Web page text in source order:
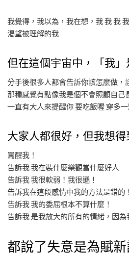
我覺得，我以為，我在想，我 我 我
渴望被理解的我
但在這個宇宙中，「我
分手後很多人都會告訴你該怎麼做，
那種感覺有點像我是個不會照顧自己
一直有大人來提醒你 要吃飯喔 穿多
大家人都很好，但我想得
罵醒我！
告訴我 我在裝什麼樂觀當什麼好人
告訴我 我很軟弱！我很遜！
告訴我在這段感情中我的方法是錯的！
告訴我 我的委屈根本不算什麼！
告訴我 是我放大的所有的情緒，因為
都說了失意是為賦